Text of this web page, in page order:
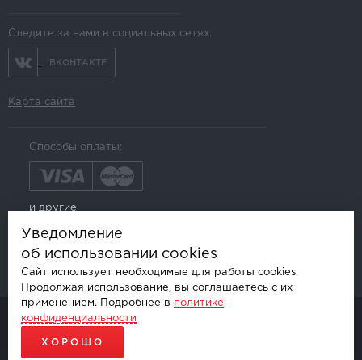
Следите за нами в социальных сетях:
ВКОНТАКТЕ
Карта сайта
Способы оплаты:
и другие
© AKSGROUP, 2026.
ПРОДАЖА И УСТАНОВКА АВТОМОБИЛЬНОЙ ЭЛЕКТРОНИКИ
ПРОДВИЖЕНИЕ САЙТОВ - SEO-ONLINE
Уведомление
об использовании cookies
Сайт использует необходимые для работы cookies.
Продолжая использование, вы соглашаетесь с их
применением. Подробнее в политике
конфиденциальности
ХОРОШО